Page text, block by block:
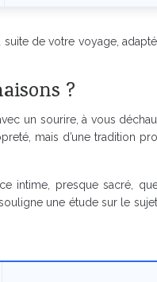
de votre voyage,
?
un sourire, à vous
mais d’une tradition
intime, presque sacré,
une étude sur le